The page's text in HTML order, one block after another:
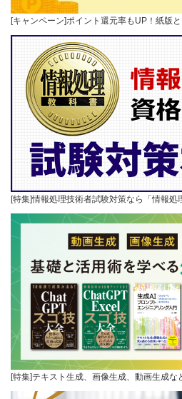
[キャンペーン]ポイント還元率もUP！紙版
[特集]情報処理技術者試験対策なら「情報処
[特集]テキスト生成、画像生成、動画生成